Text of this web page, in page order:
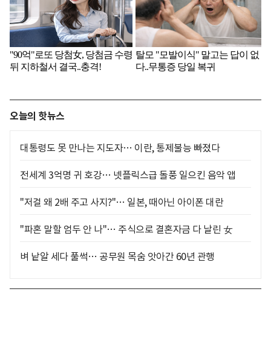
오늘의 핫뉴스
대통령도 못 만나는 지도자… 이란, 통제불능 빠졌다
전세계 3억명 귀 호강… 넷플릭스급 돌풍 일으킨 음악 앱
"저걸 왜 2배 주고 사지?"… 일본, 때아닌 아이폰 대란
"파혼 말할 엄두 안 나"… 주식으로 결혼자금 다 날린 女
벼 낱알 세다 풀썩… 공무원 목숨 앗아간 60년 관행